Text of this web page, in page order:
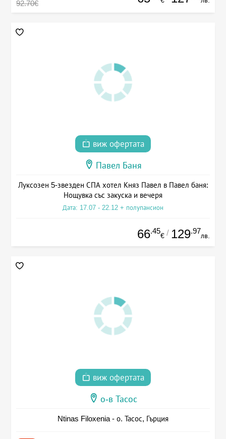
92.70€
виж офертата
Павел Баня
Луксозен 5-звезден СПА хотел Княз Павел в Павел баня:
Нощувка със закуска и вечеря
Дата: 17.07 - 22.12 + полупансион
66.45
€ / 129.97
лв.
виж офертата
о-в Тасос
Ntinas Filoxenia - о. Тасос, Гърция